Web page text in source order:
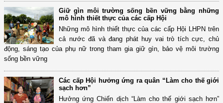
Giữ gìn môi trường sống bền vững bằng những
mô hình thiết thực của các cấp Hội
Những mô hình thiết thực của các cấp Hội LHPN trên
cả nước đã và đang phát huy vai trò tích cực, chủ
động, sáng tạo của phụ nữ trong tham gia giữ gìn, bảo vệ môi trường
sống bền vững
Các cấp Hội hưởng ứng ra quân “Làm cho thế giới
sạch hơn”
Hưởng ứng Chiến dịch “Làm cho thế giới sạch hơn”